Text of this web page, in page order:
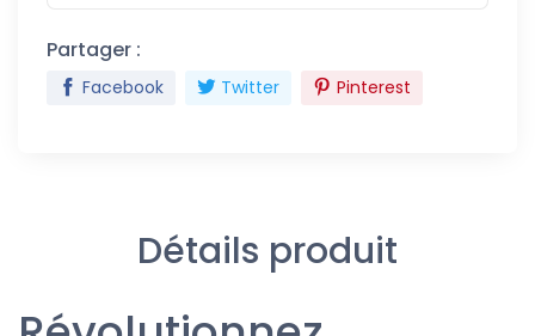
Partager :
Facebook Twitter Pinterest
Détails produit